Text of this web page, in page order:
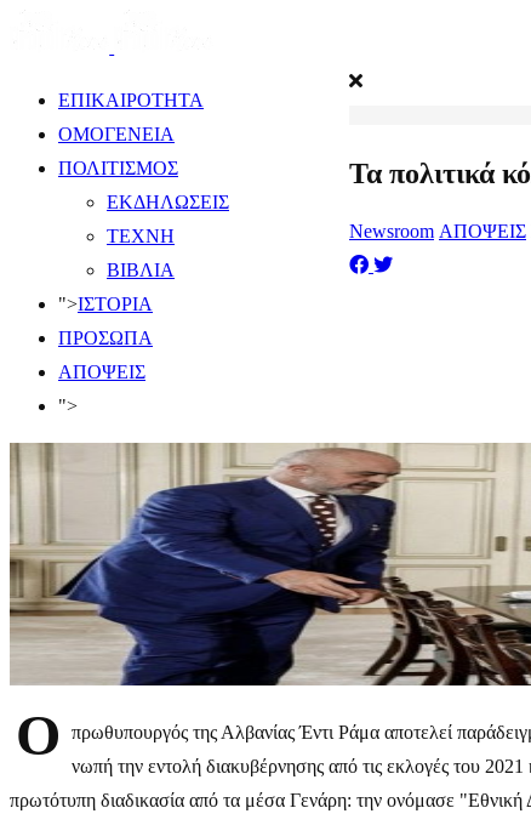
ΕΠΙΚΑΙΡΟΤΗΤΑ
ΟΜΟΓΕΝΕΙΑ
ΠΟΛΙΤΙΣΜΟΣ
ΕΚΔΗΛΩΣΕΙΣ
ΤΕΧΝΗ
ΒΙΒΛΙΑ
">ΙΣΤΟΡΙΑ
ΠΡΟΣΩΠΑ
ΑΠΟΨΕΙΣ
">
Τα πολιτικά
Newsroom ΑΠΟΨΕΙΣ
Ο
πρωθυπουργός της Αλβανίας Έντι Ράμα αποτελεί
νωπή την εντολή διακυβέρνησης από τις εκλογές του 2021
πρωτότυπη διαδικασία από τα μέσα Γενάρη: την ονόμασε "Εθνική